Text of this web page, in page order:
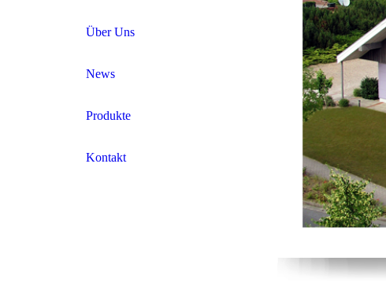
Über Uns
News
Produkte
Kontakt